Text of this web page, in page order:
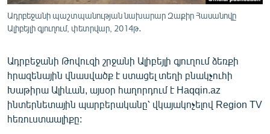
ՏՏ ԵՒ ԻՆՏԵՐՆԵՏ
ԿՈՐՈՆԱՎԻՐՈՒՍ
ՏԵՍԱՆՅՈՒԹԵՐ
ԲԱՆԱՎԵՃ
ՁԳՏԵԼՈՎ ԼԱՎԱԳՈՒՅՆԻՆ
Ադրբեջանի պաշտպանության նախարար Զաքիր Հասանովը
Ալիբեյլի գյուղում, փետրվար, 2014թ․
Ադրբեջանի Թովուզի շրջանի Ալիբեյլի գյուղում ձեռքի
հրազենային վնասվածք է ստացել տեղի բնակչուհի
Խաթիրա Ալիևան, այսօր հաղորդում է Haqqin.az
ինտերնետային պարբերականը՝ վկայակոչելով Region TV
հեռուստաալիքը: